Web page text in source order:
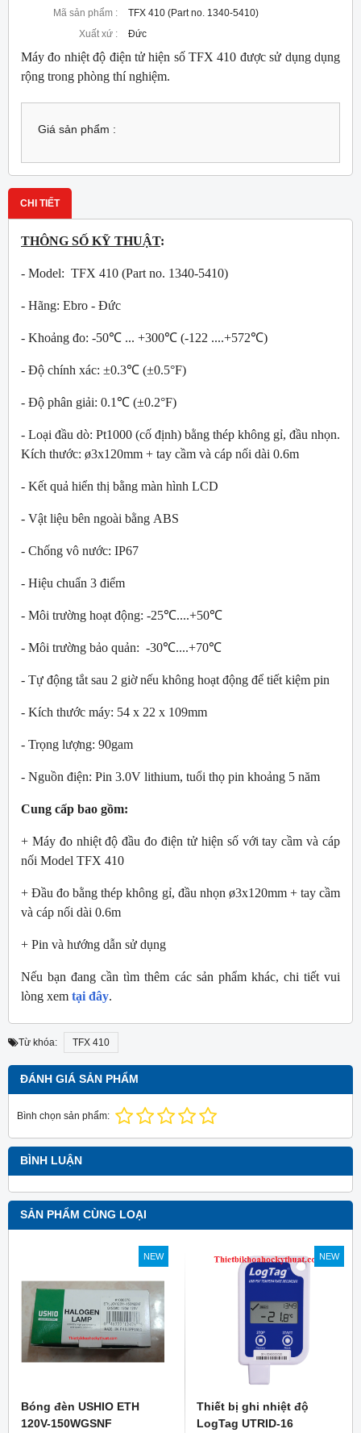
Mã sản phẩm :
TFX 410 (Part no. 1340-5410)
Xuất xứ :
Đức
Máy đo nhiệt độ điện tử hiện số TFX 410 được sử dụng dụng
rộng trong phòng thí nghiệm.
Giá sản phẩm :
CHI TIẾT
THÔNG SỐ KỸ THUẬT:
- Model: TFX 410 (Part no. 1340-5410)
- Hãng: Ebro - Đức
- Khoảng đo: -50℃ ... +300℃ (-122 ....+572℃)
- Độ chính xác: ±0.3℃ (±0.5°F)
- Độ phân giải: 0.1℃ (±0.2°F)
- Loại đầu dò: Pt1000 (cố định) bằng thép không gỉ, đầu nhọn.
Kích thước: ø3x120mm + tay cầm và cáp nối dài 0.6m
- Kết quả hiển thị bằng màn hình LCD
- Vật liệu bên ngoài bằng ABS
- Chống vô nước: IP67
- Hiệu chuẩn 3 điểm
- Môi trường hoạt động: -25℃....+50℃
- Môi trường bảo quản: -30℃....+70℃
- Tự động tắt sau 2 giờ nếu không hoạt động để tiết kiệm pin
- Kích thước máy: 54 x 22 x 109mm
- Trọng lượng: 90gam
- Nguồn điện: Pin 3.0V lithium, tuổi thọ pin khoảng 5 năm
Cung cấp bao gồm:
+ Máy đo nhiệt độ đầu đo điện tử hiện số với tay cầm và cáp
nối Model TFX 410
+ Đầu đo bằng thép không gỉ, đầu nhọn ø3x120mm + tay cầm
và cáp nối dài 0.6m
+ Pin và hướng dẫn sử dụng
Nếu bạn đang cần tìm thêm các sản phẩm khác, chi tiết vui
lòng xem tại đây.
Từ khóa: TFX 410
ĐÁNH GIÁ SẢN PHẨM
Bình chọn sản phẩm:
BÌNH LUẬN
SẢN PHẨM CÙNG LOẠI
NEW
Bóng đèn USHIO ETH
120V-150WGSNF
NEW
Thiết bị ghi nhiệt độ
LogTag UTRID-16